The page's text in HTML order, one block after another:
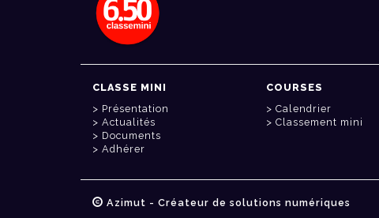
CLASSE MINI
Présentation
Actualités
Documents
Adhérer
COURSES
Calendrier
Classement mini
Azimut - Créateur de solutions numériques